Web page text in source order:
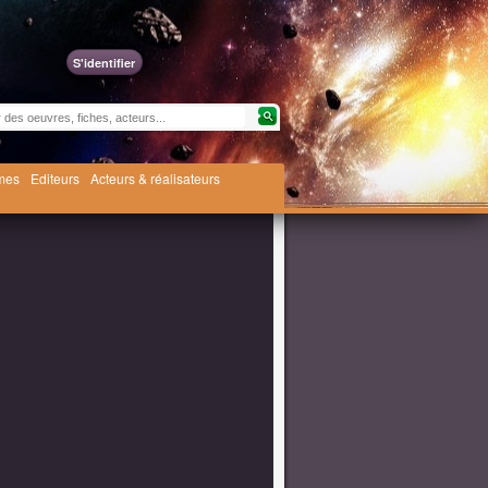
S'identifier
Editeurs Acteurs & réalisateurs